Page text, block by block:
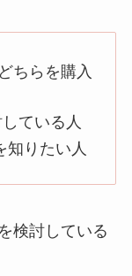
ちらを購入
ている人
知りたい人
検討している